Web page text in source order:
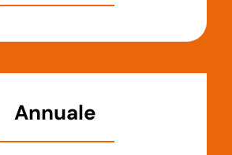
Annuale